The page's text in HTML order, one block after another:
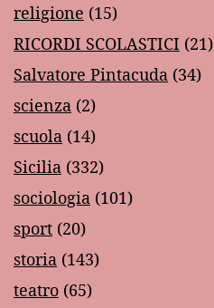
religione (15)
RICORDI SCOLASTICI (21)
Salvatore Pintacuda (34)
scienza (2)
scuola (14)
Sicilia (332)
sociologia (101)
sport (20)
storia (143)
teatro (65)